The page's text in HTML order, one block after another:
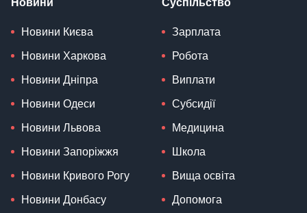
Новини Києва
Новини Харкова
Новини Дніпра
Новини Одеси
Новини Львова
Новини Запоріжжя
Новини Кривого Рогу
Новини Донбасу
Зарплата
Робота
Виплати
Субсидії
Медицина
Школа
Вища освіта
Допомога